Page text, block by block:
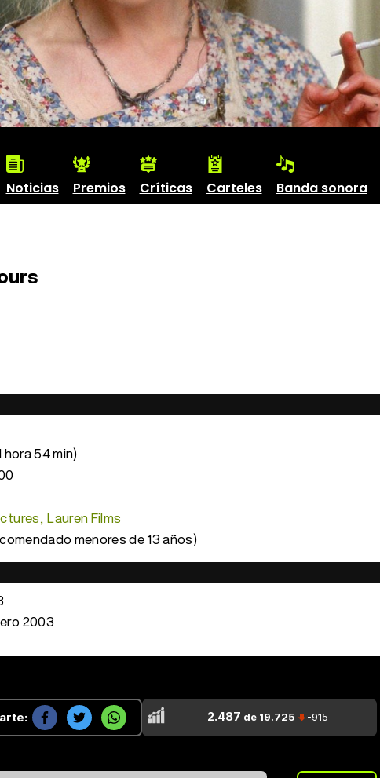
Noticias Premios Críticas Carteles Banda sonora
hora 54 min)
Lauren Films
menores de 13 años)
2003
2.487 de 19.725 -915